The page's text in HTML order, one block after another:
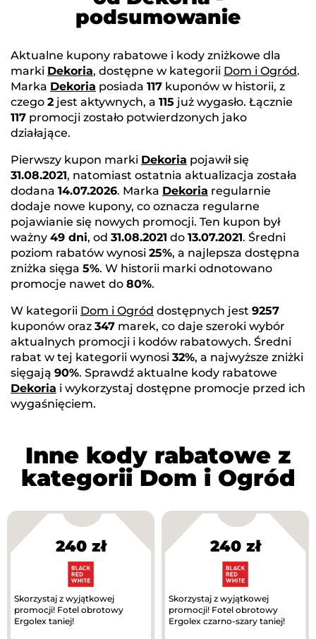
podsumowanie
Aktualne kupony rabatowe i kody zniżkowe dla
marki Dekoria, dostępne w kategorii Dom i Ogród.
Marka Dekoria posiada 117 kuponów w historii, z
czego 2 jest aktywnych, a 115 już wygasło. Łącznie
117 promocji zostało potwierdzonych jako
działające.
Pierwszy kupon marki Dekoria pojawił się
31.08.2021, natomiast ostatnia aktualizacja została
dodana 14.07.2026. Marka Dekoria regularnie
dodaje nowe kupony, co oznacza regularne
pojawianie się nowych promocji. Ten kupon był
ważny 49 dni, od 31.08.2021 do 13.07.2021. Średni
poziom rabatów wynosi 25%, a najlepsza dostępna
zniżka sięga 5%. W historii marki odnotowano
promocje nawet do 80%.
W kategorii Dom i Ogród dostępnych jest 9257
kuponów oraz 347 marek, co daje szeroki wybór
aktualnych promocji i kodów rabatowych. Średni
rabat w tej kategorii wynosi 32%, a najwyższe zniżki
sięgają 90%. Sprawdź aktualne kody rabatowe
Dekoria i wykorzystaj dostępne promocje przed ich
wygaśnięciem.
Inne kody rabatowe z
kategorii Dom i Ogród
240 zł
Skorzystaj z wyjątkowej
promocji! Fotel obrotowy
Ergolex taniej!
240 zł
Skorzystaj z wyjątkowej
promocji! Fotel obrotowy
Ergolex czarno-szary taniej!